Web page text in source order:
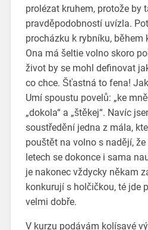
prolézat kruhem, protože by
pravděpodobností uvízla.
procházku k rybníku, během
Ona má šeltie volno skoro
život by se mohl definovat
co chce. Šťastná to fena!
Umí spoustu povelů: „ke
„dokola“ a „štěkej“. Navíc
soustředění jedna z mála,
pouštět na volno s nadějí,
letech se dokonce i sama
je nakonec vždycky někam
konkurují s holčičkou, té jde
velmi dobře.
V kurzu podávám kolísavé